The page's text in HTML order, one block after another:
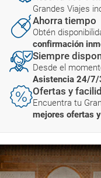
Grandes Viajes
Ahorra tiempo
Obtén
confirmación
Siempre
Desde el
Asistencia 24/7/
Ofertas y
Encuentra tu
mejores ofertas